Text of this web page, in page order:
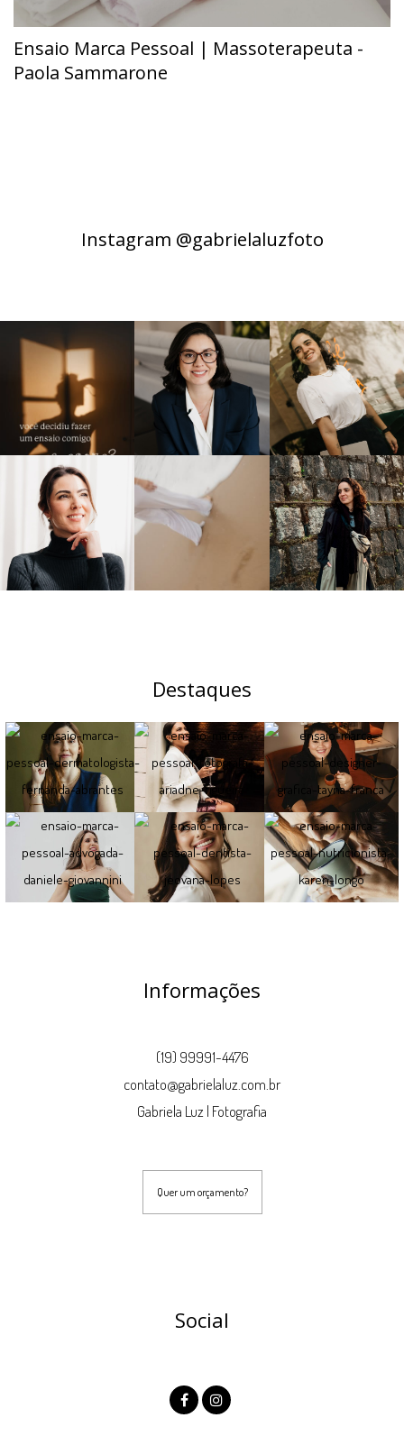
Ensaio Marca Pessoal | Massoterapeuta -
Paola Sammarone
Instagram @gabrielaluzfoto
Destaques
Informações
(19) 99991-4476
contato@gabrielaluz.com.br
Gabriela Luz | Fotografia
Quer um orçamento?
Social